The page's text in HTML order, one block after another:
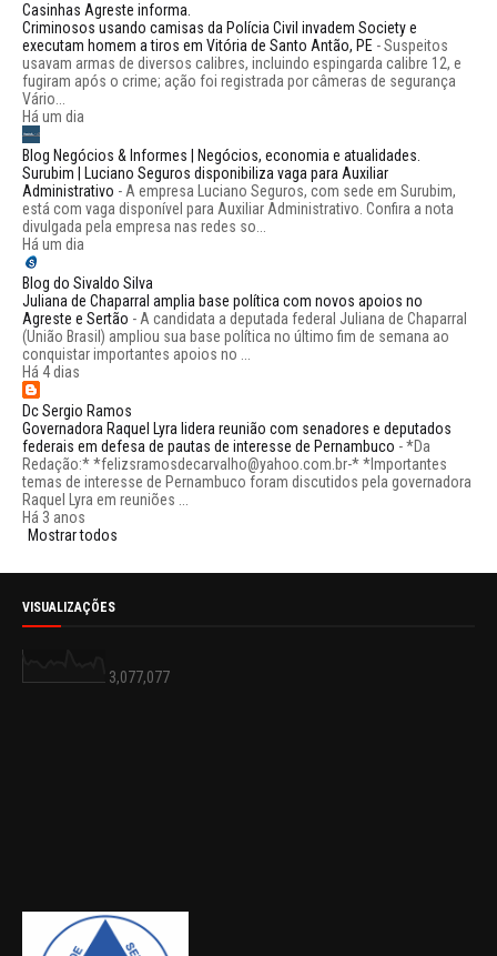
Casinhas Agreste informa.
Criminosos usando camisas da Polícia Civil invadem Society e
executam homem a tiros em Vitória de Santo Antão, PE -Suspeitos
usavam armas de diversos calibres, incluindo espingarda calibre 12, e
fugiram após o crime; ação foi registrada por câmeras de segurança
Vário...
Há um dia
Blog Negócios & Informes | Negócios, economia e atualidades.
Surubim | Luciano Seguros disponibiliza vaga para Auxiliar
Administrativo - A empresa Luciano Seguros, com sede em Surubim,
está com vaga disponível para Auxiliar Administrativo. Confira a nota
divulgada pela empresa nas redes so...
Há um dia
Blog do Sivaldo Silva
Juliana de Chaparral amplia base política com novos apoios no
Agreste e Sertão - A candidata a deputada federal Juliana de Chaparral
(União Brasil) ampliou sua base política no último fim de semana ao
conquistar importantes apoios no ...
Há 4 dias
Dc Sergio Ramos
Governadora Raquel Lyra lidera reunião com senadores e deputados
federais em defesa de pautas de interesse de Pernambuco -*Da
Redação:* *felizsramosdecarvalho@yahoo.com.br-* *Importantes
temas de interesse de Pernambuco foram discutidos pela governadora
Raquel Lyra em reuniões ...
Há 3 anos
Mostrar todos
VISUALIZAÇÕES
3,077,077